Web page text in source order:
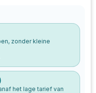
zonder kleine
het lage tarief van